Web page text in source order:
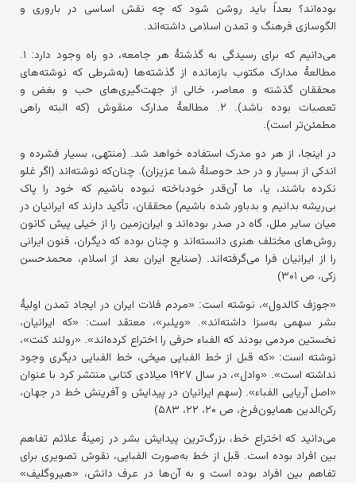
بوده‌اند؟ بعداً باید روشن شود که چه نقش اساسی در باروری و
الگوسازی فرهنگ و تمدن اسلامی داشته‌اند.
مطالعهٔ مدارک مکتوب بازمانده از گذشته‌ها (به‌شرطی که نوشته‌های
محققان گذشته و معاصر، خالی از جهت‌گیری‌های حب و بغض و
تعصبات بوده باشد). ۲. مطالعهٔ مدارک منقوش (که البته راهی
مطمئن‌تر است).
در اینجا، از هر دو مدرک استفاده خواهد شد. (منتهی، بسیار فشرده و
اندکی از بسیار و در حد حوصلهٔ شما عزیزان). چنان‌که نوشته‌اند (اگر غلو
نکرده باشند، یا، ما آن‌قدر خودباخته نبوده باشیم که خود را پاک
بی‌ریشه بدانیم و بدباور شده باشیم) محققان، تأکید دارند که ایرانیان در
میان سایر ملل، گاه در صدر بوده‌اند و ایران‌زمین را از خیلی پیش کانون
روش‌های مختلف هنری دانسته‌اند و چنان بوده که دیگران، فنون ایرانی
را از ایرانیان فرا می‌گرفته‌اند. (صنایع ایران بعد از اسلام، محمدحسن
زکی، ص ۳۰۱)
«جوزف کالدول»، نوشته است: «مردم فلات ایران در ایجاد تمدن اولیهٔ
بشر سهمی به‌سزا داشته‌اند». «ویلبر»، معتقد است: «که ایرانیان،
نخستین مردمی بودند که الفباء حرفی را اختراع کرده‌اند». «رولند کنت»،
نوشته است: «که قبل از خط الفبایی میخی، خط الفبایی دیگری وجود
نداشته است». «وادل»، در سال ۱۹۲۷ میلادی کتابی منتشر کرد با عنوان
«اصل آریایی الفباء». (سهم ایرانیان در پیدایش و آفرینش خط در جهان،
رکن‌الدین همایون‌فرخ، ص ۲۰، ۲۲، ۵۸۳)
می‌دانید که اختراع خط، بزرگ‌ترین پیدایش بشر در زمینهٔ علائم تفاهم
بین افراد بوده است. قبل از خط به‌صورت الفبایی، نقوش تصویری برای
تفاهم بین افراد بوده است و به آن‌ها در عرف دانش، «هیروگلیف»